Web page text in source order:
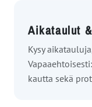
Aikataulut
Kysy
kautta sekä